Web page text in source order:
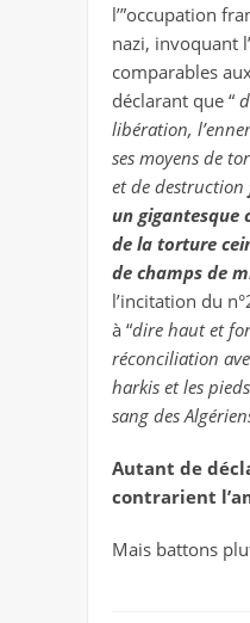
l’”occupation
nazi, invoquant
comparables
déclarant que “
libération,
ses moyens de
et de destruction
un gigantesque
de la torture
de champs de
l’incitation du
à “dire haut et
réconciliation
harkis et les
sang des
Autant de
contrarient
Mais battons